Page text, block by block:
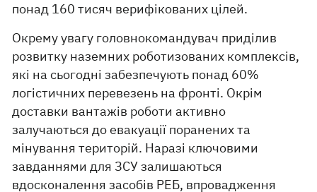
понад 160 тисяч верифікованих цілей.
Окрему увагу головнокомандувач приділив
розвитку наземних роботизованих комплексів,
які на сьогодні забезпечують понад 60%
логістичних перевезень на фронті. Окрім
доставки вантажів роботи активно
залучаються до евакуації поранених та
мінування територій. Наразі ключовими
завданнями для ЗСУ залишаються
вдосконалення засобів РЕБ, впровадження